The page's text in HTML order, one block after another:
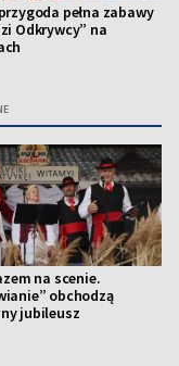
pełna zabawy
Odkrywcy” na
na scenie.
obchodzą
jubileusz